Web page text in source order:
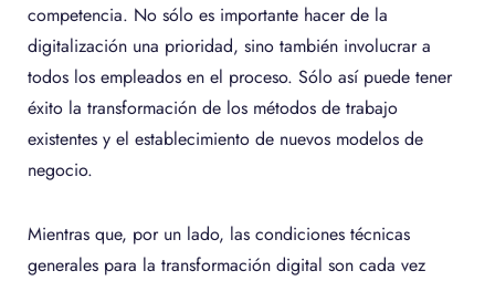
competencia. No sólo es importante hacer de la
digitalización una prioridad, sino también involucrar a
todos los empleados en el proceso. Sólo así puede tener
éxito la transformación de los métodos de trabajo
existentes y el establecimiento de nuevos modelos de
negocio.
Mientras que, por un lado, las condiciones técnicas
generales para la transformación digital son cada vez